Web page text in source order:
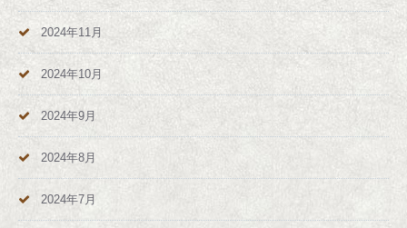
2024年11月
2024年10月
2024年9月
2024年8月
2024年7月